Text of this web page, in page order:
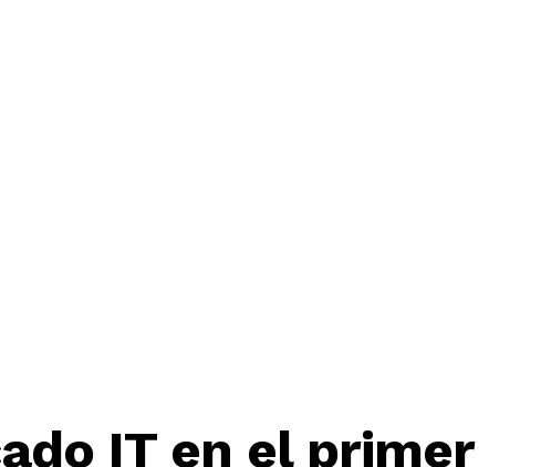
IT en el primer